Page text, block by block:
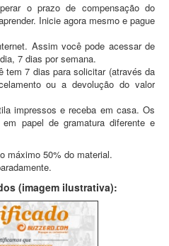
o prazo de compensação do
Inicie agora mesmo e pague
Assim você pode acessar de
7 dias por semana.
tem 7 dias para solicitar (através da
ou a devolução do valor
impressos e receba em casa. Os
papel de gramatura diferente e
máximo 50% do material.
(imagem ilustrativa):